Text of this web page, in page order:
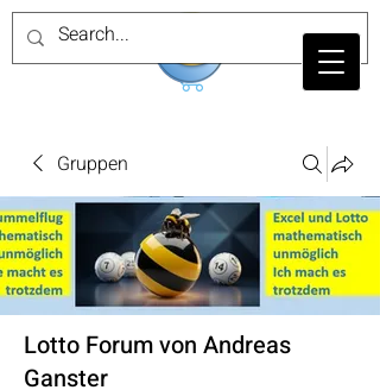
Gruppen
Lotto Forum von Andreas
Ganster